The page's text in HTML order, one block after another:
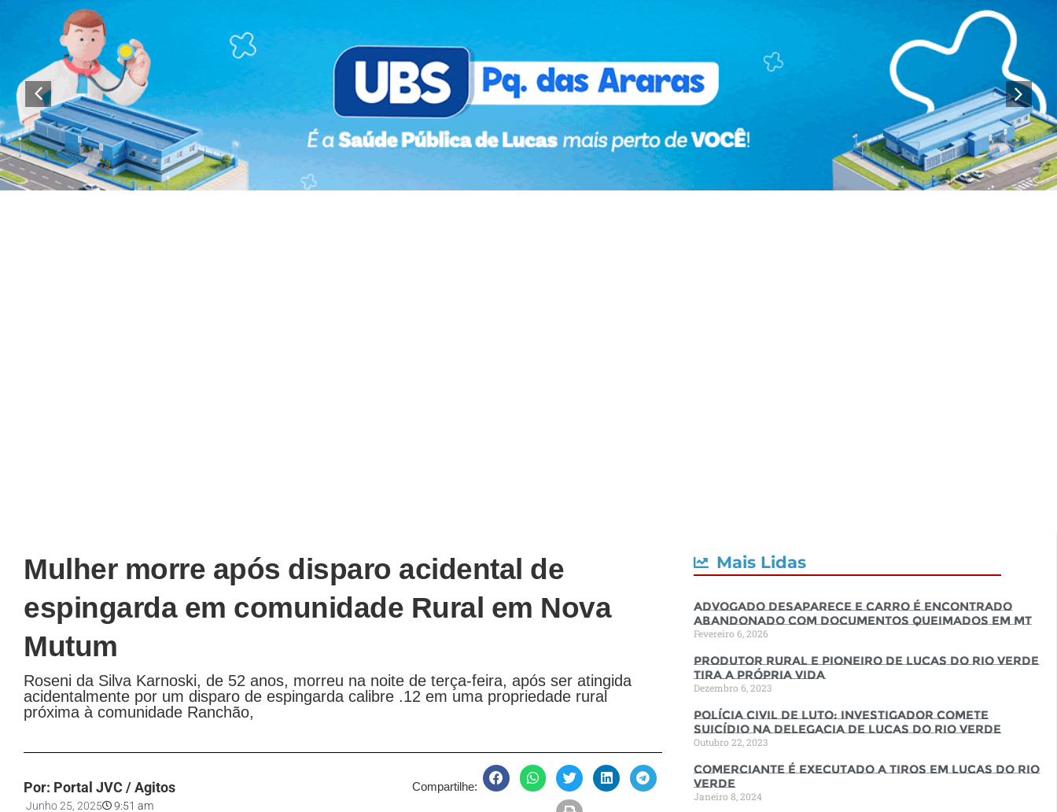
Mulher morre após disparo acidental de
espingarda em comunidade Rural em Nova
Mutum
Roseni da Silva Karnoski, de 52 anos, morreu na noite de terça-feira, após ser atingida
acidentalmente por um disparo de espingarda calibre .12 em uma propriedade rural
próxima à comunidade Ranchão,
Por: Portal JVC / Agitos
Junho 25, 2025 9:51 am
Compartilhe:
Mais Lidas
Advogado desaparece e carro é encontrado
abandonado com documentos queimados em MT
Fevereiro 6, 2026
Produtor rural e pioneiro de Lucas do Rio Verde
tira a própria vida
Dezembro 6, 2023
Polícia Civil de luto: Investigador comete
suicídio na Delegacia de Lucas do Rio Verde
Outubro 22, 2023
Comerciante é executado a tiros em Lucas do Rio
Verde
Janeiro 8, 2024